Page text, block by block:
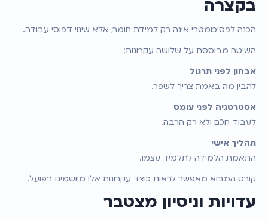
בקצרה
הכנה לפסיכומטרי אינה רק למידת חומר, אלא שינוי דפוסי עבודה.
השיטה מבוססת על שלושה עקרונות:
אבחון לפני תרגול
להבין מה באמת צריך לשפר.
אסטרטגיה לפני עומס
לעבוד חכם ולא רק הרבה.
תהליך אישי
התאמת הלמידה לתלמיד עצמו.
קורס המבוא מאפשר לראות כיצד עקרונות אלו מיושמים בפועל.
עדויות וניסיון מצטבר